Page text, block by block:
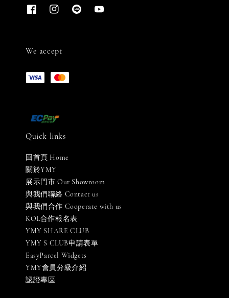
We accept
Quick links
回首頁 Home
關於YMY
展示門市 Our Showroom
與我們聯絡 Contact us
與我們合作 Cooperate with us
KOL合作報名表
YMY SHARE CLUB
YMY S CLUB申請表單
EasyParcel Widgets
YMY會員分級介紹
認證專區